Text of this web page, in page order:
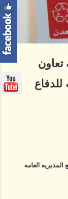
تعاون
للدفاع
المديريه العامه